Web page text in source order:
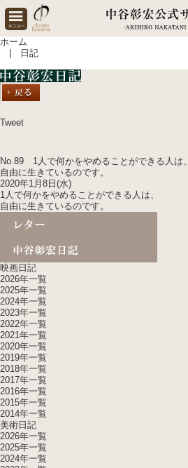
ホーム
| 日記
Tweet
No.89 1人で何かをやめることができる人は、
自由に生きているのです。
2020年1月8日(水)
1人で何かをやめることができる人は、
自由に生きているのです。
映画日記
2026年一覧
2025年一覧
2024年一覧
2023年一覧
2022年一覧
2021年一覧
2020年一覧
2019年一覧
2018年一覧
2017年一覧
2016年一覧
2015年一覧
2014年一覧
美術日記
2026年一覧
2025年一覧
2024年一覧